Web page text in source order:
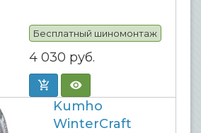
Бесплатный шиномонтаж
4 030 руб.
Kumho
WinterCraft